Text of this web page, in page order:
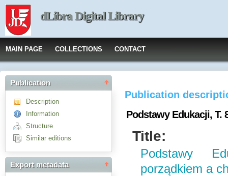
dLibra Digital Library
MAIN PAGE COLLECTIONS CONTACT
Publication
Description
Information
Structure
Similar editions
Export metadata
Publication
Podstawy Edukacji, T.
Title:
Podstawy
porządkiem a